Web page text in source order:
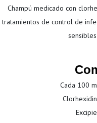
Champú medicado con
tratamientos de control de
Cada 100